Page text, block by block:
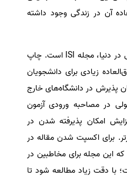
آن در زندگی وجود داشته
🌺🌺یکی از معتبرترین مجله علمی در دنیا، مجله ISI است. چاپ
زیادی برای دانشجویان
پذیرش در دانشگاه‌های خارج
در مصاحبه ورودی آزمون
امکان پذیرفته شدن در
برای اکسپت شدن مقاله در
این مجله برای مخاطبین در
با دقت زیاد مطالعه شود تا